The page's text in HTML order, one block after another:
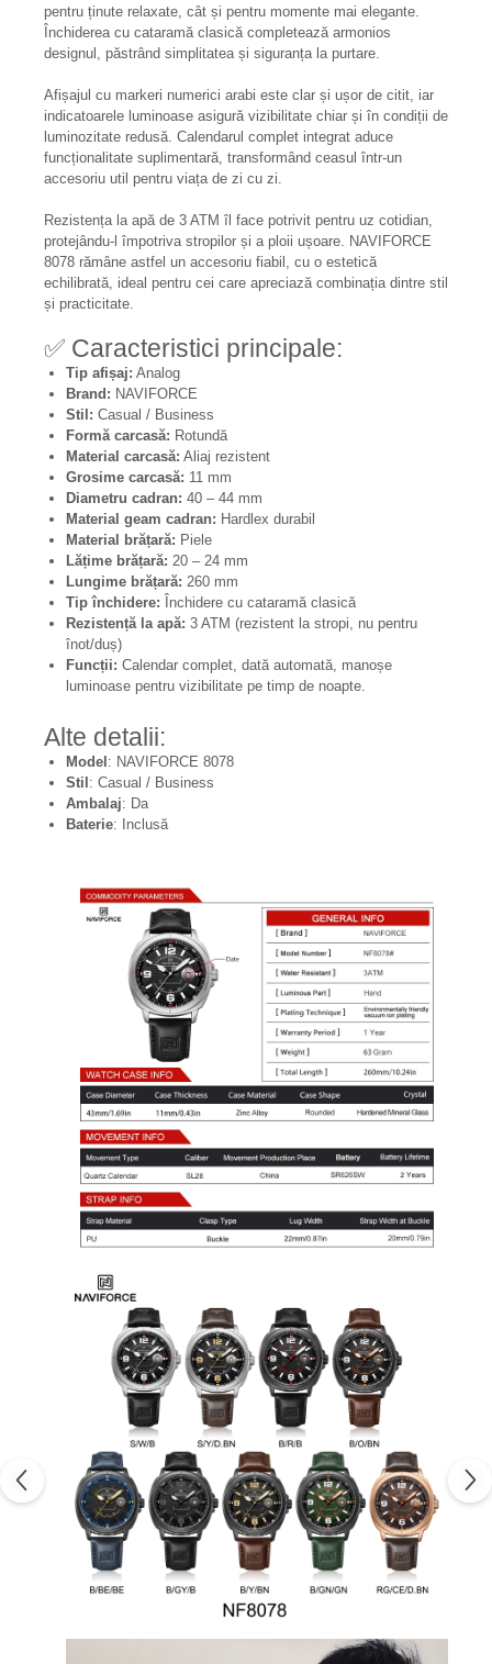
pentru ținute relaxate, cât și pentru momente mai elegante.
Închiderea cu cataramă clasică completează armonios
designul, păstrând simplitatea și siguranța la purtare.
Afișajul cu markeri numerici arabi este clar și ușor de citit, iar
indicatoarele luminoase asigură vizibilitate chiar și în condiții de
luminozitate redusă. Calendarul complet integrat aduce
funcționalitate suplimentară, transformând ceasul într-un
accesoriu util pentru viața de zi cu zi.
Rezistența la apă de 3 ATM îl face potrivit pentru uz cotidian,
protejându-l împotriva stropilor și a ploii ușoare. NAVIFORCE
8078 rămâne astfel un accesoriu fiabil, cu o estetică
echilibrată, ideal pentru cei care apreciază combinația dintre stil
și practicitate.
✅ Caracteristici principale:
Tip afișaj: Analog
Brand: NAVIFORCE
Stil: Casual / Business
Formă carcasă: Rotundă
Material carcasă: Aliaj rezistent
Grosime carcasă: 11 mm
Diametru cadran: 40 – 44 mm
Material geam cadran: Hardlex durabil
Material brățară: Piele
Lățime brățară: 20 – 24 mm
Lungime brățară: 260 mm
Tip închidere: Închidere cu cataramă clasică
Rezistență la apă: 3 ATM (rezistent la stropi, nu pentru
înot/duș)
Funcții: Calendar complet, dată automată, manoșe
luminoase pentru vizibilitate pe timp de noapte.
Alte detalii:
Model : NAVIFORCE 8078
Stil : Casual / Business
Ambalaj: Da
Baterie: Inclusă